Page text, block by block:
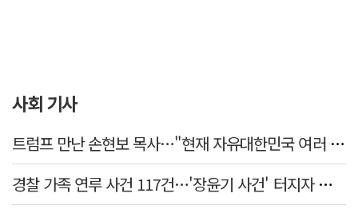
사회 기사
트럼프 만난 손현보 목사…"현재 자유대한민국 여러 면에서 어려움"
경찰 가족 연루 사건 117건…'장윤기 사건' 터지자 뒤늦게 전수조사